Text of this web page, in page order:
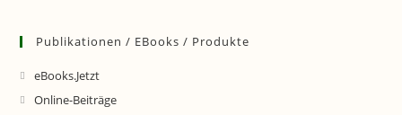
Publikationen / EBooks / Produkte
eBooks.Jetzt
Online-Beiträge